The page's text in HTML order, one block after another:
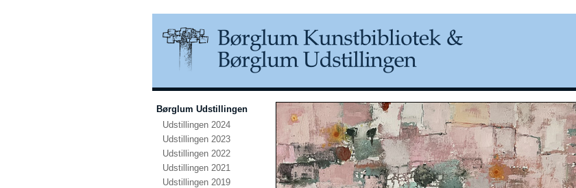
Børglum Udstillingen
Udstillingen 2024
Udstillingen 2023
Udstillingen 2022
Udstillingen 2021
Udstillingen 2019